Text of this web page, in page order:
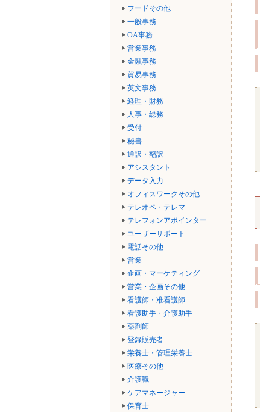
フードその他
一般事務
OA事務
営業事務
金融事務
貿易事務
英文事務
経理・財務
人事・総務
受付
秘書
通訳・翻訳
アシスタント
データ入力
オフィスワークその他
テレオペ・テレマ
テレフォンアポインター
ユーザーサポート
電話その他
営業
企画・マーケティング
営業・企画その他
看護師・准看護師
看護助手・介護助手
薬剤師
登録販売者
栄養士・管理栄養士
医療その他
介護職
ケアマネージャー
保育士